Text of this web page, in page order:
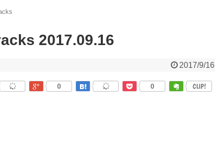
2017.09.16
2017/9/16
0 0 CLIP!